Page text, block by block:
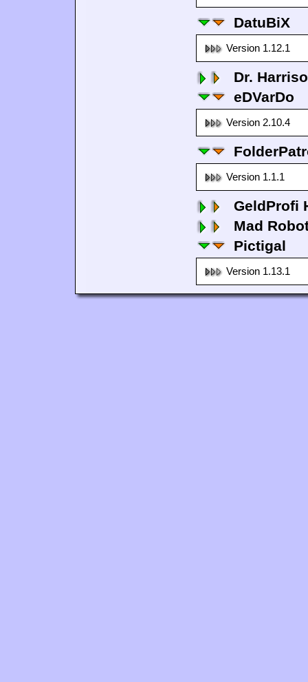
DatuBiX
Version 1.12.1
Dr.
eDVarDo
Version 2.10.4
Version 1.1.1
GeldProfi
Mad
Pictigal
Version 1.13.1